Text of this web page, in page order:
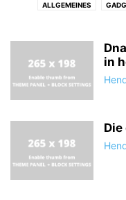
ALLGEMEINES
in